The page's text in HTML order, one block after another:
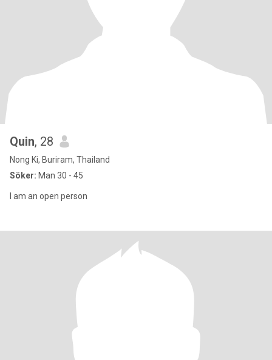
Quin, 28
Nong Ki, Buriram, Thailand
Söker: Man 30 - 45
I am an open person